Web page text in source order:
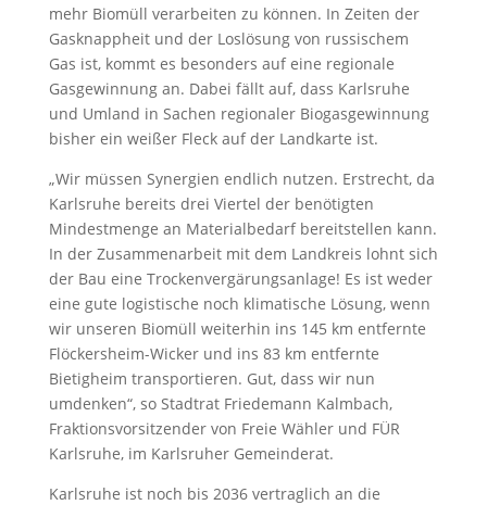
mehr Biomüll verarbeiten zu können. In Zeiten der
Gasknappheit und der Loslösung von russischem
Gas ist, kommt es besonders auf eine regionale
Gasgewinnung an. Dabei fällt auf, dass Karlsruhe
und Umland in Sachen regionaler Biogasgewinnung
bisher ein weißer Fleck auf der Landkarte ist.
„Wir müssen Synergien endlich nutzen. Erstrecht, da
Karlsruhe bereits drei Viertel der benötigten
Mindestmenge an Materialbedarf bereitstellen kann.
In der Zusammenarbeit mit dem Landkreis lohnt sich
der Bau eine Trockenvergärungsanlage! Es ist weder
eine gute logistische noch klimatische Lösung, wenn
wir unseren Biomüll weiterhin ins 145 km entfernte
Flöckersheim-Wicker und ins 83 km entfernte
Bietigheim transportieren. Gut, dass wir nun
umdenken“, so Stadtrat Friedemann Kalmbach,
Fraktionsvorsitzender von Freie Wähler und FÜR
Karlsruhe, im Karlsruher Gemeinderat.
Karlsruhe ist noch bis 2036 vertraglich an die